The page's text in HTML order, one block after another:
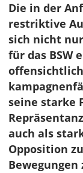
Die in der
restriktive
sich nicht
für das BSW
seine starke
auch als
Opposition